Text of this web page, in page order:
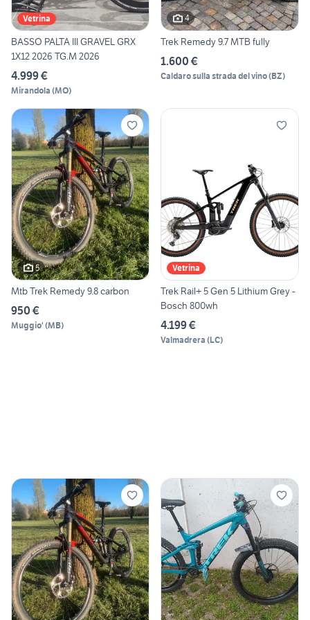
Vetrina
BASSO PALTA III GRAVEL GRX
1X12 2026 TG.M 2026
4.999 €
Mirandola (MO)
4
Trek Remedy 9.7 MTB fully
1.600 €
Caldaro sulla strada del vino(BZ)
5
Mtb Trek Remedy 9.8 carbon
950 €
Muggio' (MB)
Vetrina
Trek Rail+ 5 Gen 5 Lithium Grey -
Bosch 800wh
4.199 €
Valmadrera (LC)